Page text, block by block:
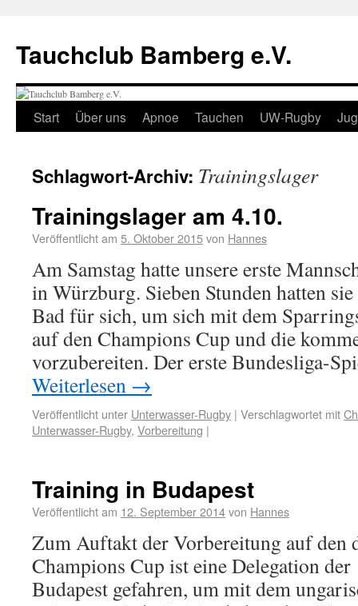
Tauchclub Bamberg e.V.
Start Über uns Apnoe Tauchen UW-Rugby
Schlagwort-Archiv: Trainingslager
Trainingslager am 4.10.
Veröffentlicht am 5. Oktober 2015von Hannes
Am Samstag hatte unsere erste
in Würzburg. Sieben Stunden hatten
Bad für sich, um sich mit dem
auf den Champions Cup und die
vorzubereiten. Der erste Bundesliga-
Weiterlesen →
Veröffentlicht unter Unterwasser-Rugby | Verschlagwortet mit
Unterwasser-Rugby, Vorbereitung |
Training in Budapest
Veröffentlicht am 12. September 2014von Hannes
Zum Auftakt der Vorbereitung auf den
Champions Cup ist eine Delegation
Budapest gefahren, um mit dem